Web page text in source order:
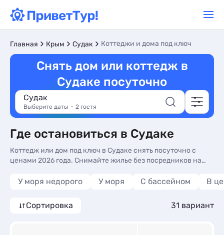
Главная Крым Судак Коттеджи и дома под ключ
Снять дом или коттедж в
Судаке посуточно
Судак
Выберите даты 2 гостя
Где остановиться в Судаке
Коттедж или дом под ключ в Судаке снять посуточно с
ценами 2026 года. Снимайте жилье без посредников на
напрямую связаться с владельцами жилья и
У моря недорого У моря С бассейном В
Сортировка 31 вариант